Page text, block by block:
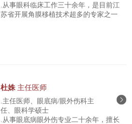
.从事眼科临床工作三十余年，是目前江
苏省开展角膜移植技术超多的专家之一
杜姝 主任医师
.主任医师、眼底病/眼外伤科主
任、眼科学硕士
.从事眼底病眼外伤专业二十余年，擅长